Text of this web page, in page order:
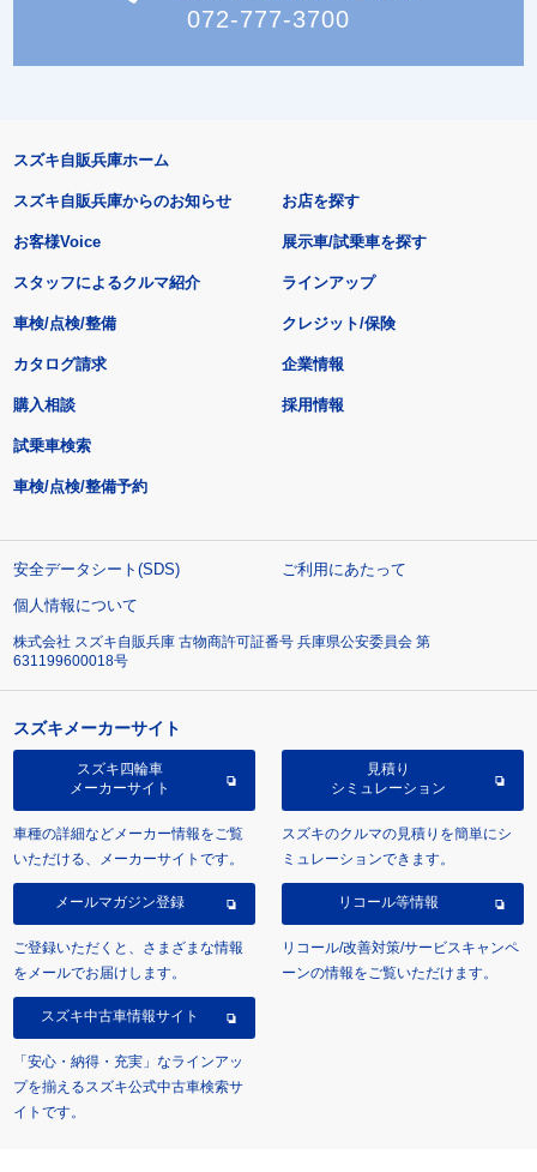
072-777-3700
スズキ自販兵庫ホーム
スズキ自販兵庫からのお知らせ
お客様Voice
スタッフによるクルマ紹介
お店を探す
展示車/試乗車を探す
ラインアップ
車検/点検/整備 クレジット/保険
カタログ請求
購入相談
試乗車検索
車検/点検/整備予約
企業情報
採用情報
安全データシート(SDS)
ご利用にあたって
個人情報について
株式会社 スズキ自販兵庫 古物商許可証番号 兵庫県公安委員会 第
631199600018号
スズキメーカーサイト
スズキ四輪車
メーカーサイト
車種の詳細などメーカー情報をご覧
いただける、メーカーサイトです。
見積り
シミュレーション
スズキのクルマの見積りを簡単にシ
ミュレーションできます。
メールマガジン登録
ご登録いただくと、さまざまな情報
をメールでお届けします。
リコール等情報
リコール/改善対策/サービスキャンペ
ーンの情報をご覧いただけます。
スズキ中古車情報サイト
「安心・納得・充実」なラインアッ
プを揃えるスズキ公式中古車検索サ
イトです。